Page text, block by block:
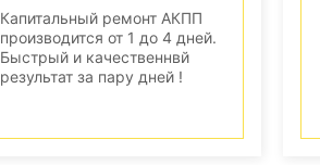
Капитальный ремонт АКПП
производится от 1 до 4 дней.
Быстрый и качественнвй
результат за пару дней !